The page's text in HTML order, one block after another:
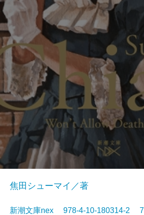
焦田シューマイ／著
新潮文庫nex 978-4-10-180314-2